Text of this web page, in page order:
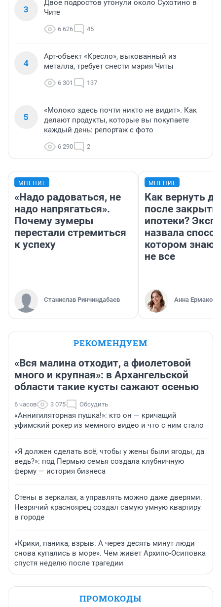
3
Двое подростов утонули около Сухотино в
Чите
6 626 45
4
Арт-объект «Кресло», выкованный из
металла, требует снести мэрия Читы
6 301 137
5
«Молоко здесь почти никто не видит». Как
делают продукты, которые вы покупаете
каждый день: репортаж с фото
6 290 2
МНЕНИЕ
«Надо радоваться, не
надо напрягаться».
Почему зумеры
перестали стремиться
к успеху
Станислав Ринчиндабаев
МНЕНИЕ
Как вернуть
после
ипотеки?
назвала
котором
не все
Анна Ермакова
РЕКОМЕНДУЕМ
«Вся малина отходит, а фиолетовой
много и крупная»: в Архангельской
области такие кусты сажают осенью
6 часов 3 075 Обсудить
«Аннигиляторная пушка!»: кто он — кричащий
уфимский рокер из мемного видео и что с ним стало
«Я должен сделать всё, чтобы у жены были ягоды, да
ведь?»: под Пермью семья создала клубничную
ферму — история бизнеса
Стены в зеркалах, а управлять можно даже дверями.
Незрячий красноярец создал самую умную квартиру
в городе
«Крики, паника, взрыв. А через десять минут люди
снова купались в море». Чем живет Архипо-Осиповка
спустя неделю после трагедии
ПРОМОКОДЫ